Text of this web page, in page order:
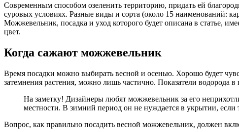
Современным способом озеленить территорию, придать ей
суровых условиях. Разные виды и сорта (около 15 наименований:
Можжевельник, посадка и уход которого будет описана в статье,
цвет.
Когда сажают можжевельник
Время посадки можно выбирать весной и осенью. Хорошо будет
затемнения растения, можно лишь частично. Показатели водорода
На заметку! Дизайнеры любят можжевельник за его
местности. В зимний период он не нуждается в укрытии, если
Вопрос, как правильно посадить весной можжевельник, должен